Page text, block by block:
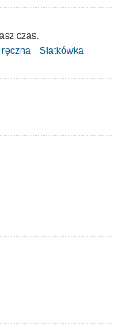
czas.
ręczna
Siatkówka